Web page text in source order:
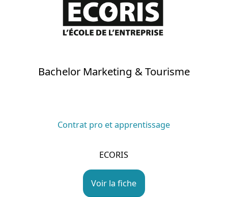
Bachelor Marketing & Tourisme
Contrat pro et apprentissage
ECORIS
Voir la fiche